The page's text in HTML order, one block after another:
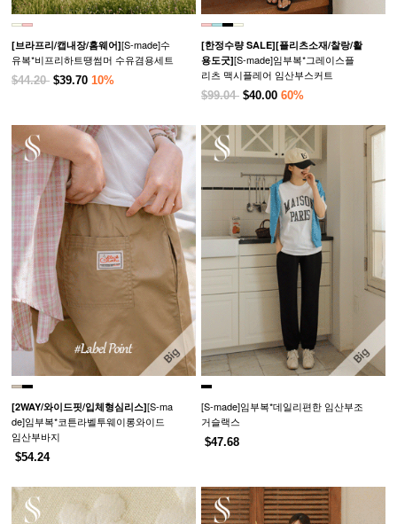
[브라프리/캡내장/홈웨어][S-made]수
유복*비프리하트땡썸머 수유겸용세트
$44.20 $39.70 10%
[한정수량 SALE][플리츠소재/찰랑/활
용도굿][S-made]임부복*그레이스플
리츠 맥시플레어 임산부스커트
$99.04 $40.00 60%
[2WAY/와이드핏/입체형심리스][S-ma
de]임부복*코튼라벨투웨이롱와이드
임산부바지
$54.24
[S-made]임부복*데일리편한 임산부조
거슬랙스
$47.68